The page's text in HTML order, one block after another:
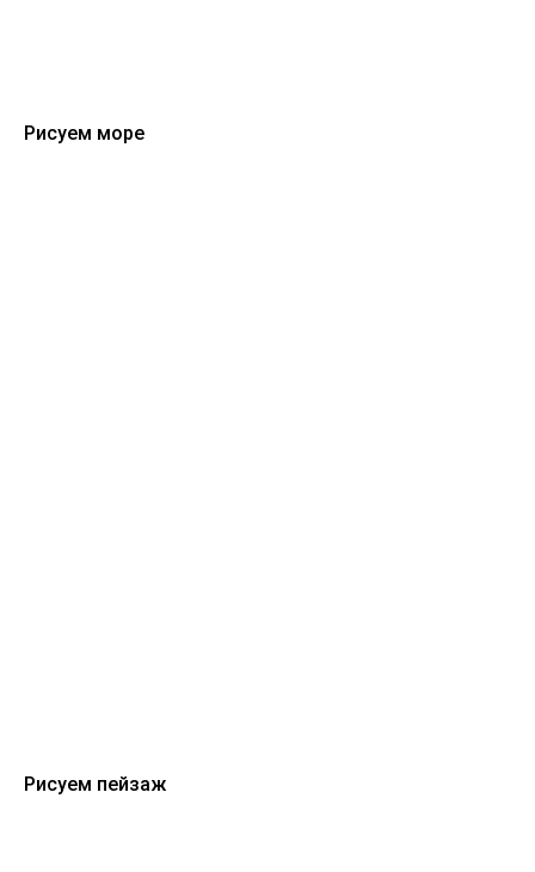
Рисуем море
Рисуем пейзаж